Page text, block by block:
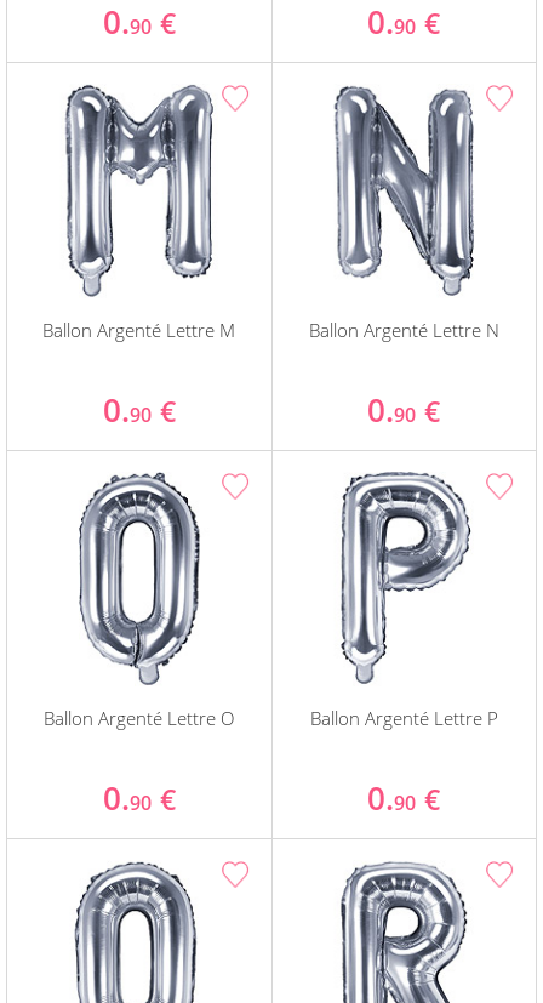
0.90 € 0.90 €
Ballon Argenté Lettre M
0.90 €
Ballon Argenté Lettre N
0.90 €
Ballon Argenté Lettre O
0.90 €
Ballon Argenté Lettre P
0.90 €